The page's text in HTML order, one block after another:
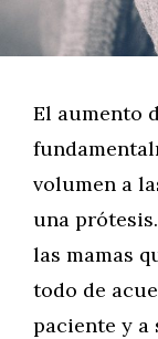
El aumento
volumen a
una
las mamas
todo de
paciente y a